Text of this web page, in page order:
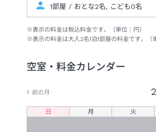
※表示の料金は税込料金です。（単位：円）
※表示の料金は大人2名1泊1部屋の料金です。（
空室・料金カレンダー
日 月 火
前の月